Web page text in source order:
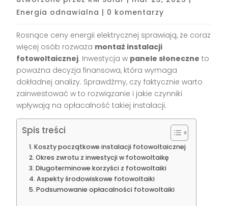
Energia odnawialna | 0 komentarzy
Rosnące ceny energii elektrycznej sprawiają, że coraz
więcej osób rozważa montaż instalacji
fotowoltaicznej. Inwestycja w panele słoneczne to
poważna decyzja finansowa, która wymaga
dokładnej analizy. Sprawdźmy, czy faktycznie warto
zainwestować w to rozwiązanie i jakie czynniki
wpływają na opłacalność takiej instalacji.
Spis treści
Koszty początkowe instalacji fotowoltaicznej
Okres zwrotu z inwestycji w fotowoltaikę
Długoterminowe korzyści z fotowoltaiki
Aspekty środowiskowe fotowoltaiki
Podsumowanie opłacalności fotowoltaiki